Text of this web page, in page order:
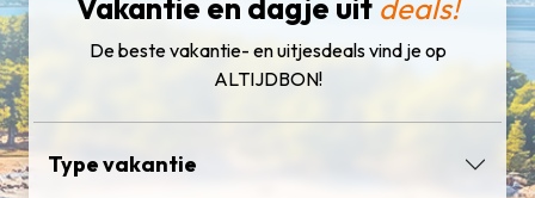
Vakantie en dagje uit deals!
De beste vakantie- en uitjesdeals vind je op
ALTIJDBON!
Type vakantie